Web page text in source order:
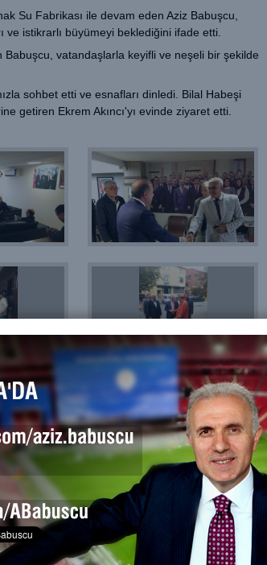
Su Fabrikası ile devam eden Aziz Babuşcu,
ve istikrarlı büyümeyi beklediğini ifade etti.
vatandaşlarla keyifli ve neşeli bir şekilde
sohbet etti ve esnafları dinledi. Bilal Habeşi
getiren Ekrem Akıncı'yı evinde ziyaret etti.